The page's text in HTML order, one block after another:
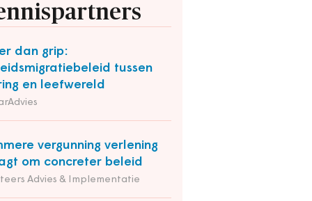
dan grip:
tussen
en leefwereld
vergunning verlening
om concreter beleid
Advies & Implementatie